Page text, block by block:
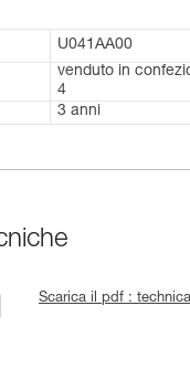
U041AA00
venduto in
4
3 anni
Scarica il pdf :